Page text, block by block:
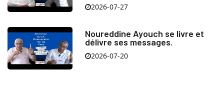
2026-07-27
Noureddine Ayouch se livre et
délivre ses messages.
2026-07-20